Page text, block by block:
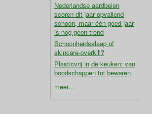
Nederlandse aardbeien
scoren dit jaar opvallend
schoon, maar één goed jaar
is nog geen trend
Schoonheidsslaap of
skincare-overkill?
Plasticvrij in de keuken: van
boodschappen tot bewaren
meer...